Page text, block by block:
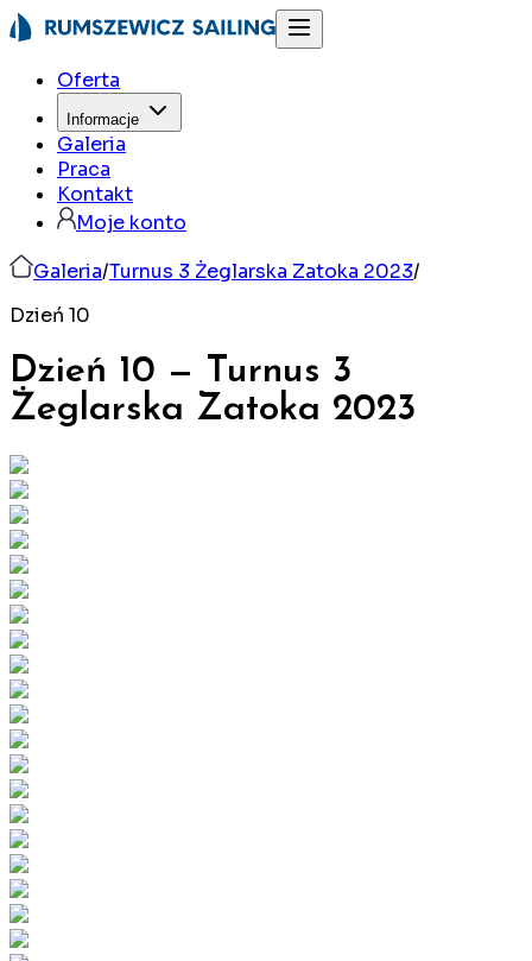
Oferta
Informacje
Galeria
Praca
Kontakt
Moje konto
Galeria/Turnus 3 Żeglarska Zatoka 2023/
Dzień 10
Dzień 10 —
Turnus 3
Żeglarska Zatoka 2023